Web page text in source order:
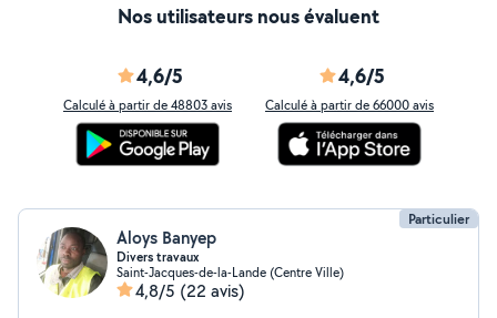
Nos utilisateurs nous évaluent
4,6/5
Calculé à partir de 48803 avis
4,6/5
Calculé à partir de 66000 avis
Particulier
Aloys Banyep
Divers travaux
Saint-Jacques-de-la-Lande (Centre Ville)
4,8/5 (22 avis)